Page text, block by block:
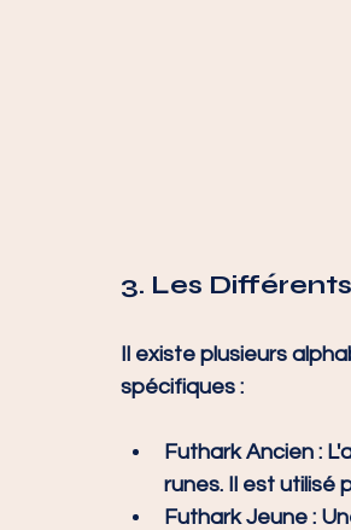
3. Les
Il existe plusieurs
spécifiques :
Futhark Ancien :
runes. Il est utilisé
Futhark Jeune :